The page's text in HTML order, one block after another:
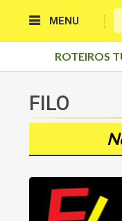
MENU
ROTEIROS
FILO